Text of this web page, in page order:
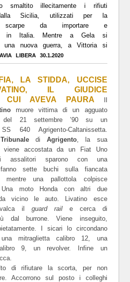
smaltito illecitamente i rifiuti
Sicilia, utilizzati per la
scarpe da importare e
in Italia. Mentre a Gela si
una nuova guerra, a Vittoria si
LIBERA 30.1.2020
LA STIDDA, UCCISE
IL GIUDICE
CUI AVEVA PAURA
muore vittima di un agguato
del 21 settembre ’90 su un
640 Agrigento-Caltanissetta.
Tribunaledi Agrigento, la sua
viene accostata da un Fiat Uno
sparono con una
sette buchi sulla fiancata
una pallottola colpisce
moto Honda con altri due
vicino le auto. Livatino esce
il guard raile cerca di
dal burrone. Viene inseguito,
I sicari lo circondano
mitraglietta calibro 12, una
9, un revolver. Infine un
di rifiutare la scorta, per non
Accorrono sul posto i colleghi